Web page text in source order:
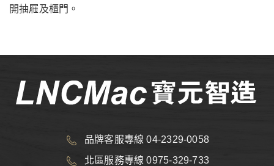
開抽屜及櫃門。
品牌客服專線 04-2329-0058
北區服務專線 0975-329-733